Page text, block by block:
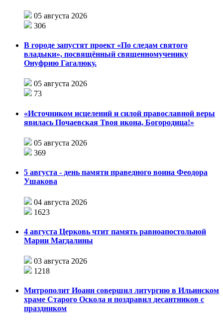
05 августа 2026
306
В городе запустят проект «По следам святого
владыки», посвящённый священномученику
Онуфрию Гагалюку.
05 августа 2026
73
«Источником исцелений и силой православной веры
явилась Почаевская Твоя икона, Богородица!»
05 августа 2026
369
5 августа - день памяти праведного воина Феодора
Ушакова
04 августа 2026
1623
4 августа Церковь чтит память равноапостольной
Марии Магдалины
03 августа 2026
1218
Митрополит Иоанн совершил литургию в Ильинском
храме Старого Оскола и поздравил десантников с
праздником